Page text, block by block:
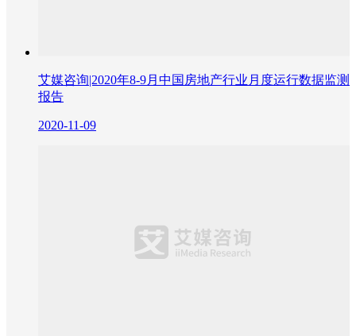
艾媒咨询|2020年8-9月中国房地产行业月度运行数据监测
报告
2020-11-09